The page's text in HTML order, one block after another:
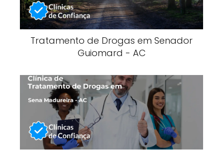
Tratamento de Drogas em Senador
Guiomard - AC